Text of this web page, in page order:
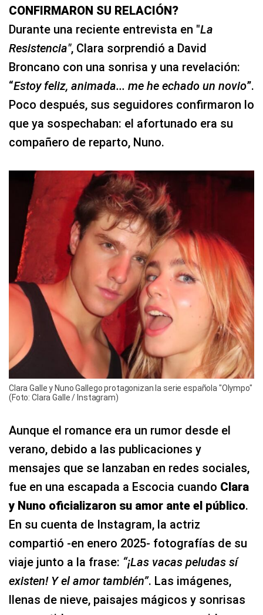
CONFIRMARON SU RELACIÓN?
Durante una reciente entrevista en "La
Resistencia", Clara sorprendió a David
Broncano con una sonrisa y una revelación:
“Estoy feliz, animada... me he echado un novio”.
Poco después, sus seguidores confirmaron lo
que ya sospechaban: el afortunado era su
compañero de reparto, Nuno.
Clara Galle y Nuno Gallego protagonizan la serie española "Olympo"
(Foto: Clara Galle / Instagram)
Aunque el romance era un rumor desde el
verano, debido a las publicaciones y
mensajes que se lanzaban en redes sociales,
fue en una escapada a Escocia cuando Clara
y Nuno oficializaron su amor ante el público.
En su cuenta de Instagram, la actriz
compartió -en enero 2025- fotografías de su
viaje junto a la frase: “¡Las vacas peludas sí
existen! Y el amor también”. Las imágenes,
llenas de nieve, paisajes mágicos y sonrisas